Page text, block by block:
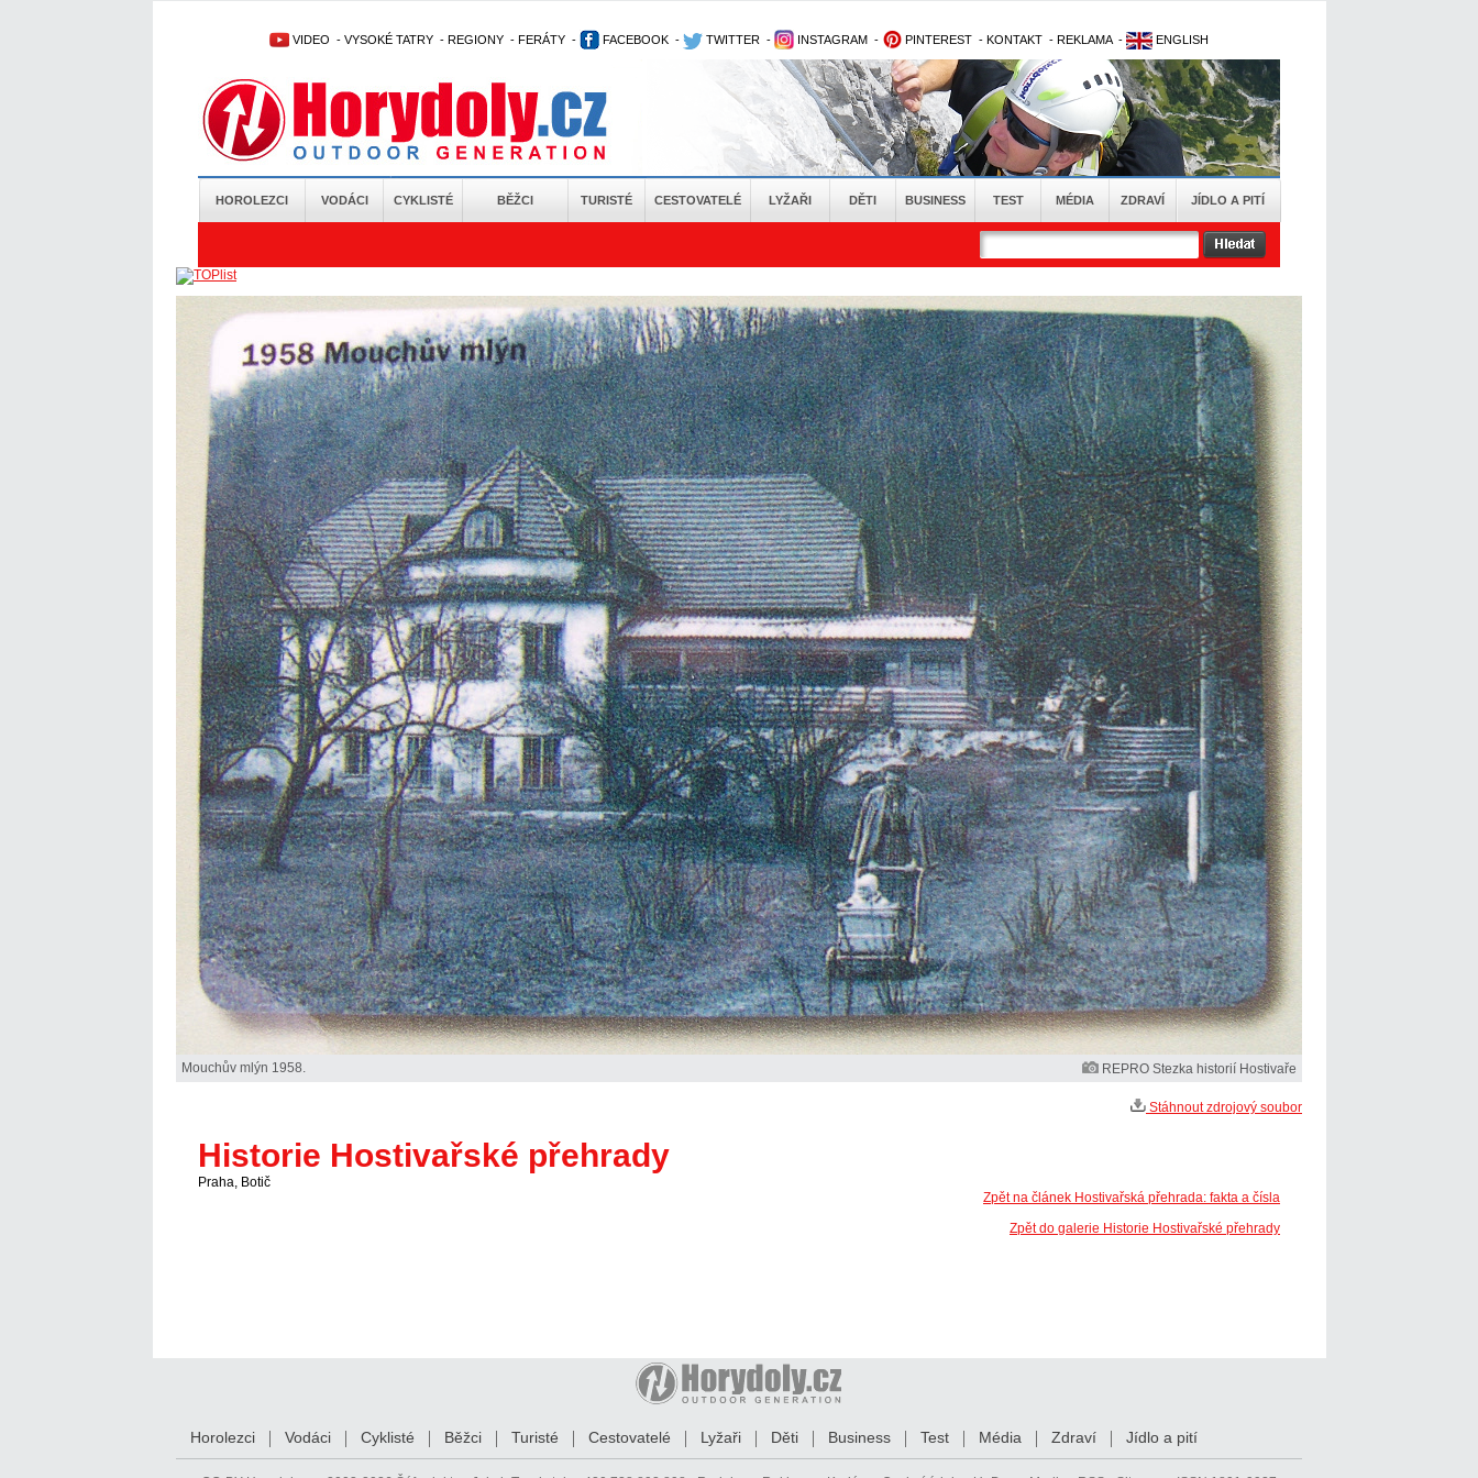
VIDEO - VYSOKÉ TATRY - REGIONY - FERÁTY - FACEBOOK - TWITTER - INSTAGRAM - PINTEREST - KONTAKT - REKLAMA - ENGLISH
HOROLEZCI VODÁCI CYKLISTÉ BĚŽCI TURISTÉ CESTOVATELÉ LYŽAŘI DĚTI BUSINESS TEST MÉDIA ZDRAVÍ JÍDLO A PITÍ
Mouchův mlýn 1958. REPRO Stezka historií Hostivaře
Stáhnout zdrojový soubor
Historie Hostivařské přehrady
Praha, Botič
Zpět na článek Hostivařská přehrada: fakta a čísla
Zpět do galerie Historie Hostivařské přehrady
Horolezci Vodáci Cyklisté Běžci Turisté Cestovatelé Lyžaři Děti Business Test Média Zdraví Jídlo a pití